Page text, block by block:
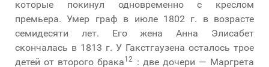
которые покинул одновременно с креслом
премьера. Умер граф в июле 1802 г. в возрасте
семидесяти лет. Его жена Анна Элисабет
скончалась в 1813 г. У Гакстгаузена осталось трое
детей от второго брака12 : две дочери — Маргрета